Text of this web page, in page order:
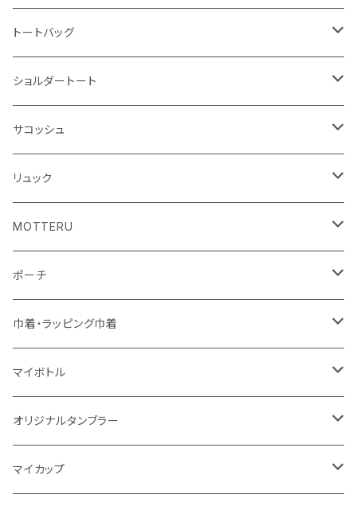
ハンカチ
ライティングスタンド
アクリル雑貨
フェアトレードコットン
ジュートコットン
キャンパス
不織布
コットン
キャンパス
デニム
ポリエステル
不織布
トートバッグ
オーガニックコットン
シーチング
10oz
フェアトレードコットン
コットンリネン
ジュートコットン
再生ファブリック
コットン
5oz
シーチング
キャンパス
8oz
10oz
デニム・デニムライク
ポリエステル
ショルダートート
オーガニックコットン
コットンリネン
再生ファブリック
5oz
10oz
コットン
シーチング
キャンパス
10oz
12oz
デニム
ポリエステル
不織布
サコッシュ
オーガニックコットン
フェアトレードコットン
ジュートコットン
再生ファブリック
5oz
コットン
5oz
キャンパス
ポリエステル
リュック
コットン
5oz
デニム
ポリエステル
不織布
スウェット
MOTTERU
お買い物バッグ
ボトル
タンブラー
ランチグッズ
ハンカチ
ポーチ
オーガニックコットン
フェアトレードコットン
再生ファブリック
キャンパス
巾着・ラッピング巾着
コットン
オーガニックコットン
再生ファブリック
マイボトル
ステンレスサーモ
ステンレス
オリジナルタンブラー
サーモタンブラー
マイカップ